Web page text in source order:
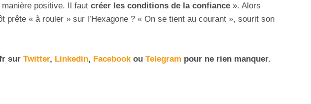
positive. Il faut créer les conditions de la confiance ». Alors
prête « à rouler » sur l’Hexagone ? « On se tient au courant », sourit son
sur Twitter, Linkedin, Facebookou Telegram pour ne rien manquer.